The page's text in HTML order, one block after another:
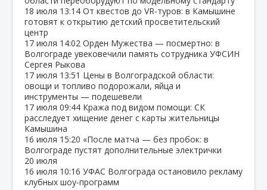
18 июля 13:14 От квестов до VR‑туров: в Камышине
готовят к открытию детский просветительский
центр
17 июля 14:02 Орден Мужества — посмертно: в
Волгограде увековечили память сотрудника УФСИН
Сергея Рыкова
17 июля 13:51 Цены в Волгоградской области:
овощи и топливо подорожали, яйца и
инструменты — подешевели
17 июля 09:44 Кража под видом помощи: СК
расследует хищение денег с карты жительницы
Камышина
16 июля 15:20 «После матча — без пробок: в
Волгограде пустят дополнительные электрички
20 июля
16 июля 10:16 УФАС Волгограда остановило рекламу
клубных шоу‑программ